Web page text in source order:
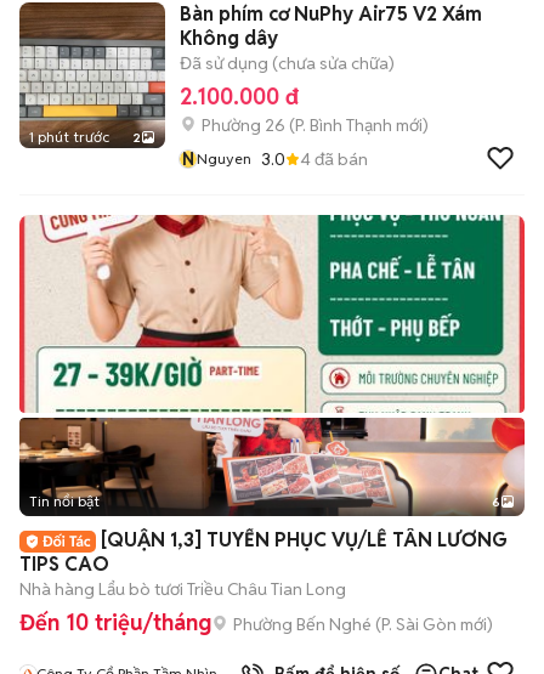
1 phút trước 2
Bàn phím cơ NuPhy Air75 V2 Xám
Không dây
Đã sử dụng (chưa sửa chữa)
2.100.000 đ
Phường 26 (P. Bình Thạnh mới)
NNguyen 3.0 4đã bán
+2
Tin nổi bật 6
[QUẬN 1,3] TUYỂN PHỤC VỤ/LỄ TÂN LƯƠNG
TIPS CAO
Nhà hàng Lẩu bò tươi Triều Châu Tian Long
Đến 10 triệu/tháng Phường Bến Nghé (P. Sài Gòn mới)